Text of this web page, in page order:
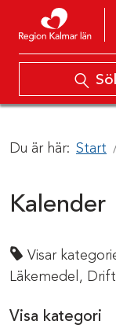
Hoppa till innehåll
Du är här: Start
Kalender
Visar
Läkemedel,
Visa kategori